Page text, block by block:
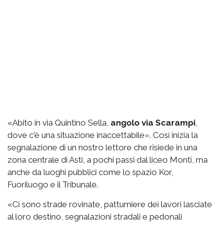
«Abito in via Quintino Sella, angolo via Scarampi,
dove c'è una situazione inaccettabile». Così inizia la
segnalazione di un nostro lettore che risiede in una
zona centrale di Asti, a pochi passi dal liceo Monti, ma
anche da luoghi pubblici come lo spazio Kor,
Fuoriluogo e il Tribunale.
«Ci sono strade rovinate, pattumiere dei lavori lasciate
al loro destino, segnalazioni stradali e pedonali